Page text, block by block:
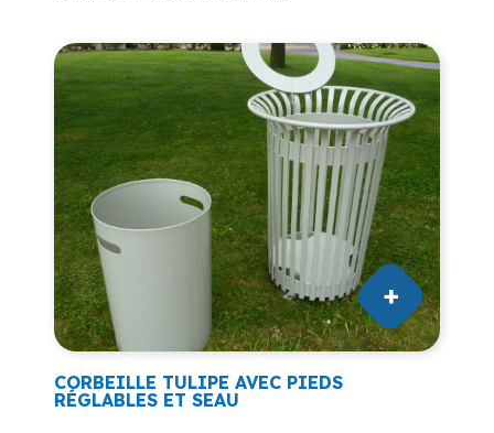
CORBEILLE TULIPE AVEC PIEDS
RÉGLABLES ET SEAU